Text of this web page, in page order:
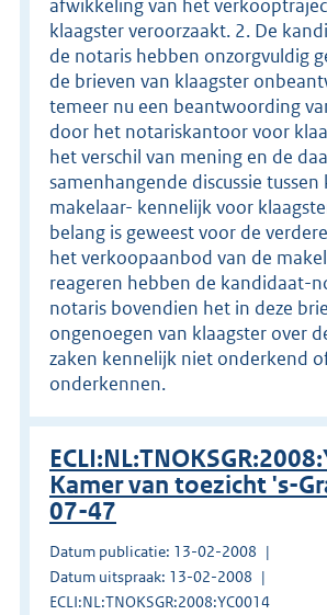
afwikkeling van het
klaagster veroorzaakt. 2. De
de notaris hebben onzorgvuldig
de brieven van klaagster
temeer nu een beantwoording
door het notariskantoor voor
het verschil van mening en de
samenhangende discussie tussen
makelaar- kennelijk voor
belang is geweest voor de
het verkoopaanbod van de
reageren hebben de kandidaat-
notaris bovendien het in deze
ongenoegen van klaagster over
zaken kennelijk niet onderkend
onderkennen.
Kamer van toezicht 's-
07-47
Datum publicatie: 13-02-2008
Datum uitspraak: 13-02-2008
ECLI:NL:TNOKSGR:2008:YC0014